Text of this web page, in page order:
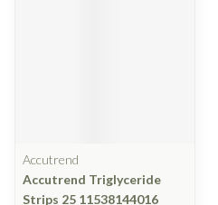
Accutrend
Accutrend Triglyceride
Strips 25 11538144016